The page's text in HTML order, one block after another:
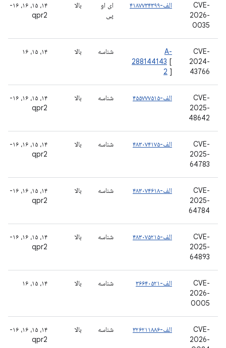
CVE-
2026-
0035
الف-۴۱۸۷۷۳۴۳۹۹
ای او
پی
بالا
۱۴، ۱۵، ۱۶، ۱۶-
qpr2
CVE-
2024-
43766
A-
288144143 [
2 ]
شناسه بالا ۱۴، ۱۵، ۱۶
CVE-
2025-
48642
الف-۴۵۵۷۷۷۵۱۵ شناسه بالا
۱۴، ۱۵، ۱۶، ۱۶-
qpr2
CVE-
2025-
64783
الف-۴۸۳۰۷۴۱۷۵ شناسه بالا
۱۴، ۱۵، ۱۶، ۱۶-
qpr2
CVE-
2025-
64784
الف-۴۸۳۰۷۴۶۱۸ شناسه بالا
۱۴، ۱۵، ۱۶، ۱۶-
qpr2
CVE-
2025-
64893
الف-۴۸۳۰۷۵۲۱۵ شناسه بالا
۱۴، ۱۵، ۱۶، ۱۶-
qpr2
CVE-
2026-
0005
الف-۳۶۶۴۰۵۲۱ شناسه بالا ۱۴، ۱۵، ۱۶
CVE-
2026-
الف-۳۲۶۲۱۱۸۸۶ شناسه بالا
۱۴، ۱۵، ۱۶، ۱۶-
qpr2